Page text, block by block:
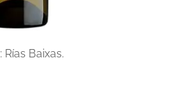
: Rías Baixas.